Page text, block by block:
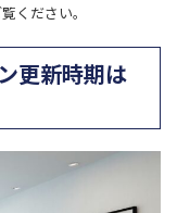
ください。
更新時期は